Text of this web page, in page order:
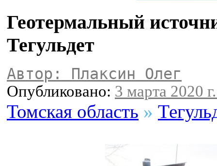
Геотермальный
Тегульдет
Автор: Плаксин Олег
Опубликовано: 3 марта 2020
Томская область »